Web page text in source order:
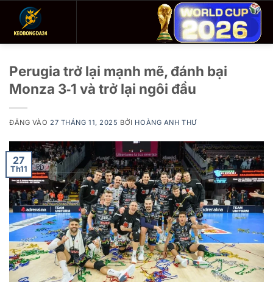
Perugia trở lại mạnh mẽ, đánh bại
Monza 3‑1 và trở lại ngôi đầu
ĐĂNG VÀO27 THÁNG 11, 2025 BỞI HOÀNG ANH THƯ
27
Th11